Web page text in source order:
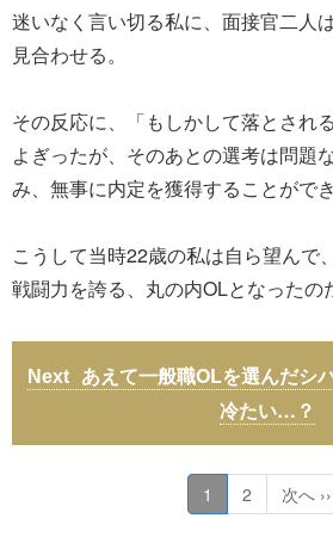
迷いなく言い切る私に、面接官二人
見合わせる。
その反応に、「もしかして落とされ
よぎったが、そのあとの選考は問題
み、無事に内定を獲得することがで
こうして当時22歳の私は自ら望んで
戦闘力を誇る、丸の内OLとなったの
あえて一般職OLを選んだシ
冷たい…？
1 2 次へ ››